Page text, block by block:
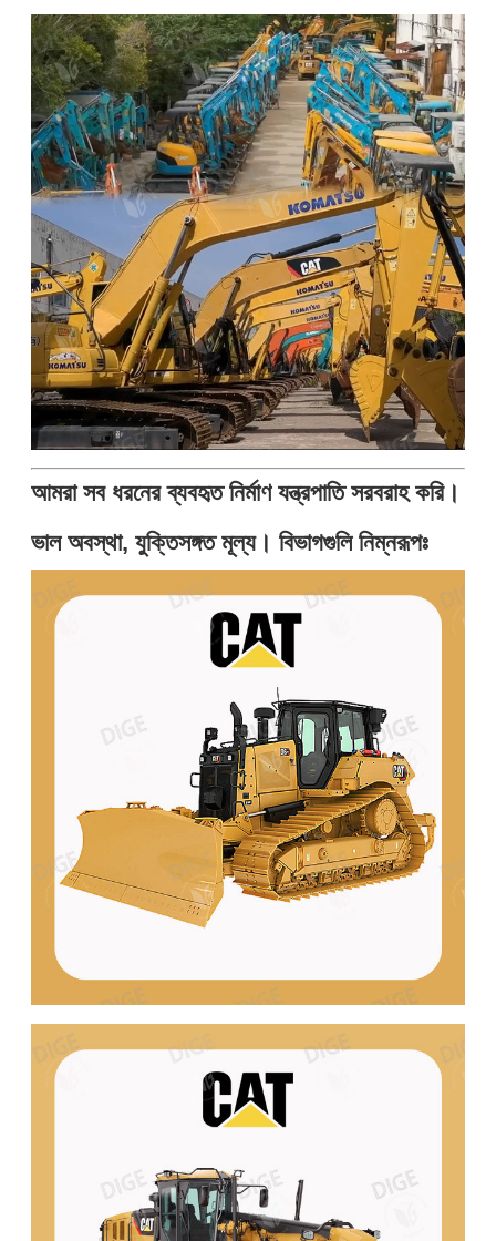
আমরা সব ধরনের ব্যবহৃত নির্মাণ যন্ত্রপাতি সরবরাহ করি।
ভাল অবস্থা, যুক্তিসঙ্গত মূল্য। বিভাগগুলি নিম্নরূপঃ